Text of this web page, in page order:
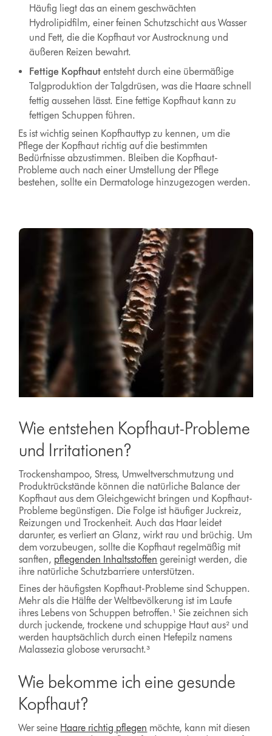
Häufig liegt das an einem geschwächten
Hydrolipidfilm, einer feinen Schutzschicht aus Wasser
und Fett, die die Kopfhaut vor Austrocknung und
äußeren Reizen bewahrt.
Fettige Kopfhautentsteht durch eine übermäßige
Talgproduktion der Talgdrüsen, was die Haare schnell
fettig aussehen lässt. Eine fettige Kopfhaut kann zu
fettigen Schuppen führen.
Es ist wichtig seinen Kopfhauttyp zu kennen, um die
Pflege der Kopfhaut richtig auf die bestimmten
Bedürfnisse abzustimmen. Bleiben die Kopfhaut-
Probleme auch nach einer Umstellung der Pflege
bestehen, sollte ein Dermatologe hinzugezogen werden.
Wie entstehen Kopfhaut-Probleme
und Irritationen?
Trockenshampoo, Stress, Umweltverschmutzung und
Produktrückstände können die natürliche Balance der
Kopfhaut aus dem Gleichgewicht bringen und Kopfhaut-
Probleme begünstigen. Die Folge ist häufiger Juckreiz,
Reizungen und Trockenheit. Auch das Haar leidet
darunter, es verliert an Glanz, wirkt rau und brüchig. Um
dem vorzubeugen, sollte die Kopfhaut regelmäßig mit
sanften, pflegenden Inhaltsstoffen gereinigt werden, die
ihre natürliche Schutzbarriere unterstützen.
Eines der häufigsten Kopfhaut-Probleme sind Schuppen.
Mehr als die Hälfte der Weltbevölkerung ist im Laufe
ihres Lebens von Schuppen betroffen.¹ Sie zeichnen sich
durch juckende, trockene und schuppige Haut aus² und
werden hauptsächlich durch einen Hefepilz namens
Malassezia globose verursacht.³
Wie bekomme ich eine gesunde
Kopfhaut?
Wer seine Haare richtig pflegen möchte, kann mit diesen